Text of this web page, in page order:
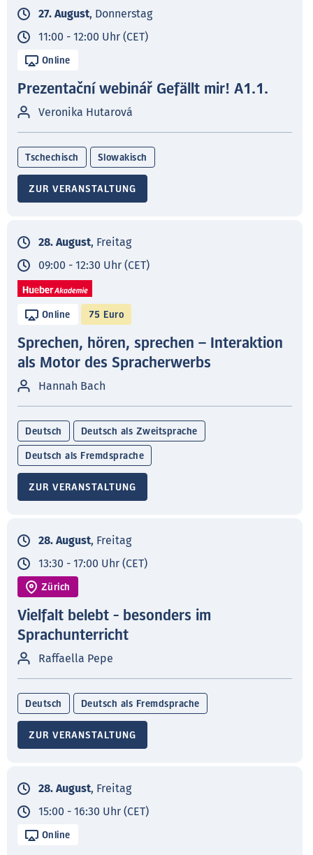
27. August, Donnerstag
11:00 - 12:00 Uhr (CET)
Online
Prezentační webinář Gefällt mir! A1.1.
Veronika Hutarová
Tschechisch Slowakisch
ZUR VERANSTALTUNG
28. August, Freitag
09:00 - 12:30 Uhr (CET)
Online 75 Euro
Sprechen, hören, sprechen – Interaktion
als Motor des Spracherwerbs
Hannah Bach
Deutsch Deutsch als Zweitsprache
Deutsch als Fremdsprache
ZUR VERANSTALTUNG
28. August, Freitag
13:30 - 17:00 Uhr (CET)
Zürich
Vielfalt belebt - besonders im
Sprachunterricht
Raffaella Pepe
Deutsch Deutsch als Fremdsprache
ZUR VERANSTALTUNG
28. August, Freitag
15:00 - 16:30 Uhr (CET)
Online